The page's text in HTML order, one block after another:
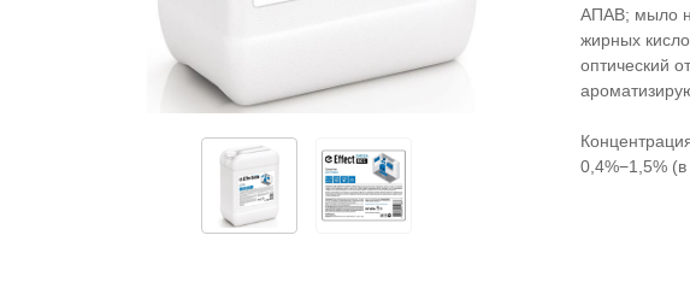
АПАВ; мыло
жирных
оптический
0,4%−1,5% (в